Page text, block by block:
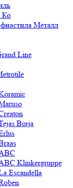
Ко
Металл
Line
Borja
Klinkergruppe
Escandella